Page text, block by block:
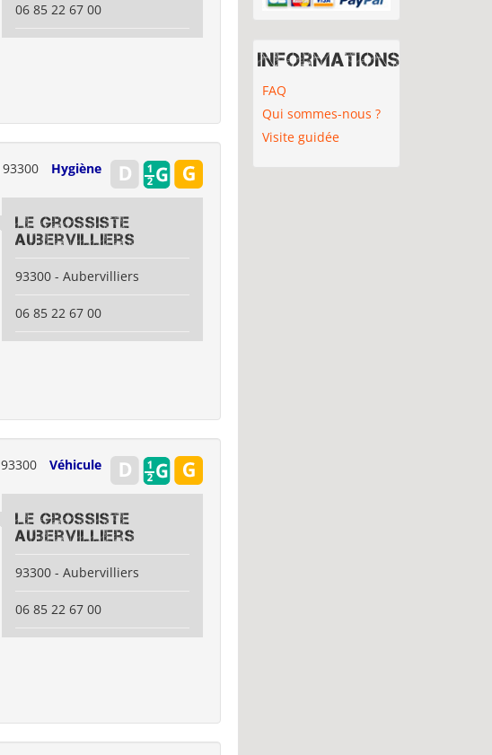
06 85 22 67 00
93300 Hygiène
Le Grossiste
Aubervilliers
93300 - Aubervilliers
06 85 22 67 00
93300 Véhicule
Le Grossiste
Aubervilliers
93300 - Aubervilliers
06 85 22 67 00
Informations
FAQ
Qui sommes-nous ?
Visite guidée